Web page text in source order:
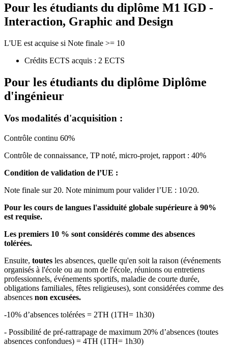
Pour les étudiants du diplôme M1 IGD -
Interaction, Graphic and Design
L'UE est acquise si Note finale >= 10
Crédits ECTS acquis : 2 ECTS
Pour les étudiants du diplôme Diplôme
d'ingénieur
Vos modalités d'acquisition :
Contrôle continu 60%
Contrôle de connaissance, TP noté, micro-projet, rapport : 40%
Condition de validation de l’UE :
Note finale sur 20. Note minimum pour valider l’UE : 10/20.
Pour les cours de langues l'assiduité globale supérieure à 90%
est requise.
Les premiers 10 % sont considérés comme des absences
tolérées.
Ensuite, toutes les absences, quelle qu'en soit la raison (événements
organisés à l'école ou au nom de l'école, réunions ou entretiens
professionnels, événements sportifs, maladie de courte durée,
obligations familiales, fêtes religieuses), sont considérées comme des
absences non excusées.
-10% d’absences tolérées = 2TH (1TH= 1h30)
- Possibilité de pré-rattrapage de maximum 20% d’absences (toutes
absences confondues) = 4TH (1TH= 1h30)